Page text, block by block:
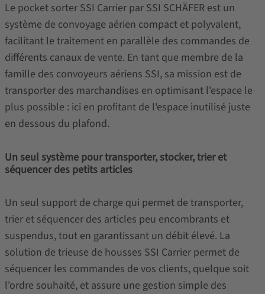
Le pocket sorter SSI Carrier par SSI SCHÄFER est un
système de convoyage aérien compact et polyvalent,
facilitant le traitement en parallèle des commandes de
différents canaux de vente. En tant que membre de la
famille des convoyeurs aériens SSI, sa mission est de
transporter des marchandises en optimisant l'espace le
plus possible : ici en profitant de l'espace inutilisé juste
en dessous du plafond.
Un seul système pour transporter, stocker, trier et
séquencer des petits articles
Un seul support de charge qui permet de transporter,
trier et séquencer des articles peu encombrants et
suspendus, tout en garantissant un débit élevé. La
solution de trieuse de housses SSI Carrier permet de
séquencer les commandes de vos clients, quelque soit
l'ordre souhaité, et assure une gestion simple des